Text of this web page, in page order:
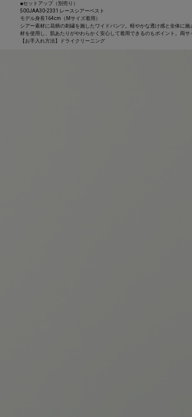
■セットアップ（別売り）
500JAA30-2331 レースシアーベスト
モデル身長164cm（Mサイズ着用）
シアー素材に花柄の刺繍を施したワイドパンツ。軽やかな透け感と全体に
材を使用し、肌あたりがやわらかく安心して着用できるのもポイント。両
【お手入れ方法】ドライクリーニング